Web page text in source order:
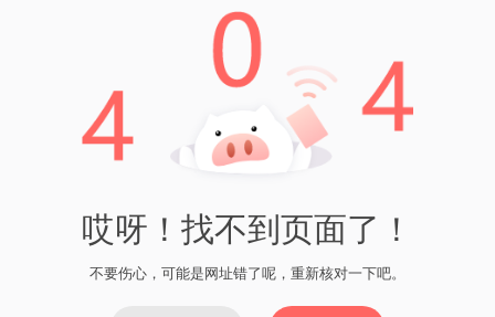
哎呀！找不到页面了！
不要伤心，可能是网址错了呢，重新核对一下吧。